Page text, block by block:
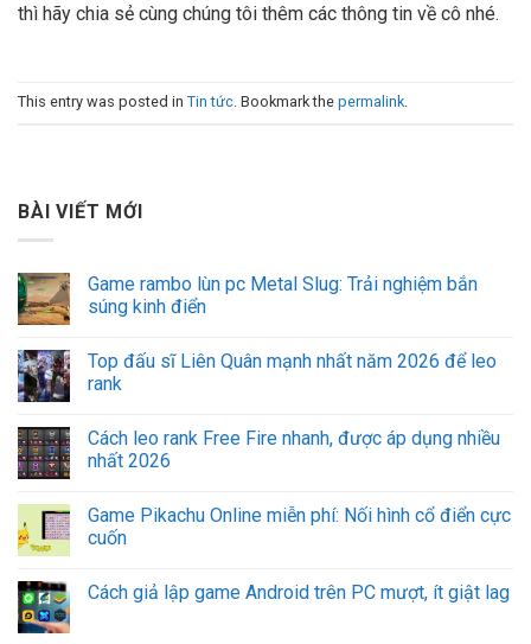
thì hãy chia sẻ cùng chúng tôi thêm các thông tin về cô nhé.
This entry was posted in Tin tức. Bookmark the permalink.
BÀI VIẾT MỚI
Game rambo lùn pc Metal Slug: Trải nghiệm bắn
súng kinh điển
Top đấu sĩ Liên Quân mạnh nhất năm 2026 để leo
rank
Cách leo rank Free Fire nhanh, được áp dụng nhiều
nhất 2026
Game Pikachu Online miễn phí: Nối hình cổ điển cực
cuốn
Cách giả lập game Android trên PC mượt, ít giật lag